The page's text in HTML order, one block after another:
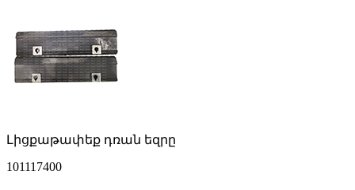
Լիցքաթափեք դռան եզրը
101117400